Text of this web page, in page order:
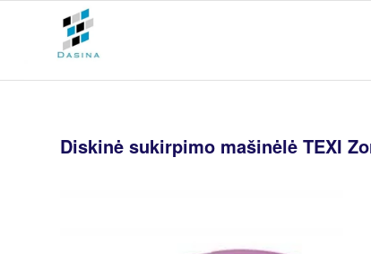
Diskinė sukirpimo mašinėlė TEXI